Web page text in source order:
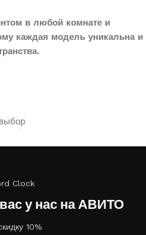
в любой комнате и
каждая модель уникальна и
Clock
у нас на АВИТО
10%